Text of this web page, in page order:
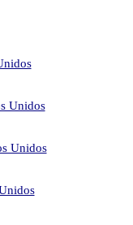
Unidos
Unidos